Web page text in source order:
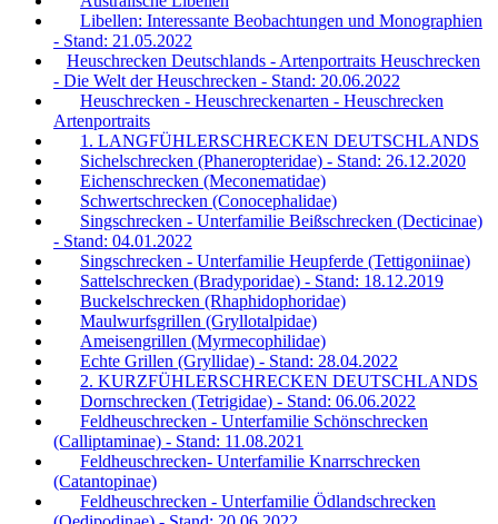
Libellen: Interessante Beobachtungen und Monographien
- Stand: 21.05.2022
Heuschrecken Deutschlands - Artenportraits Heuschrecken
- Die Welt der Heuschrecken - Stand: 20.06.2022
Heuschrecken - Heuschreckenarten - Heuschrecken
Artenportraits
1. LANGFÜHLERSCHRECKEN DEUTSCHLANDS
Sichelschrecken (Phaneropteridae) - Stand: 26.12.2020
Eichenschrecken (Meconematidae)
Schwertschrecken (Conocephalidae)
Singschrecken - Unterfamilie Beißschrecken (Decticinae)
- Stand: 04.01.2022
Singschrecken - Unterfamilie Heupferde (Tettigoniinae)
Sattelschrecken (Bradyporidae) - Stand: 18.12.2019
Buckelschrecken (Rhaphidophoridae)
Maulwurfsgrillen (Gryllotalpidae)
Ameisengrillen (Myrmecophilidae)
Echte Grillen (Gryllidae) - Stand: 28.04.2022
2. KURZFÜHLERSCHRECKEN DEUTSCHLANDS
Dornschrecken (Tetrigidae) - Stand: 06.06.2022
Feldheuschrecken - Unterfamilie Schönschrecken
(Calliptaminae) - Stand: 11.08.2021
Feldheuschrecken- Unterfamilie Knarrschrecken
(Catantopinae)
Feldheuschrecken - Unterfamilie Ödlandschrecken